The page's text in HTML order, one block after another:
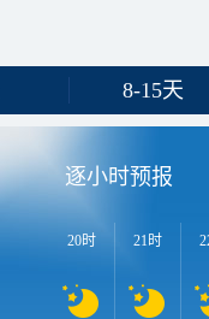
8-15天
逐小时预报
20时 21时